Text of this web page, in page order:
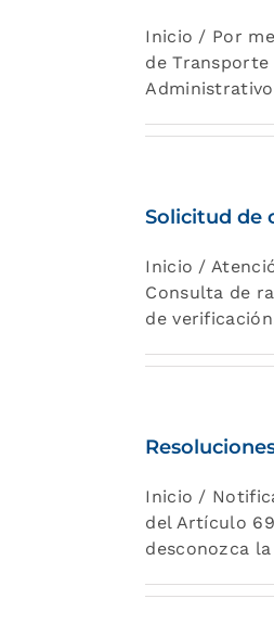
Inicio / Por
de
Solicitud de
Inicio /
Consulta de
de
Inicio /
del Artículo
desconozca